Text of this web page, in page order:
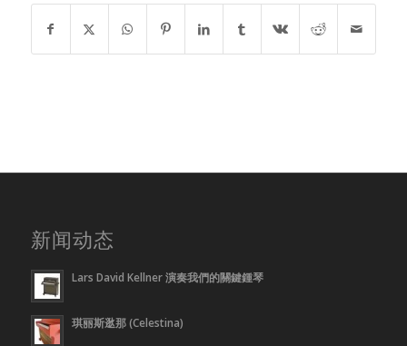
新闻动态
Lars David Kellner 演奏我們的關鍵鍾琴
琪丽斯逖那 (Celestina)